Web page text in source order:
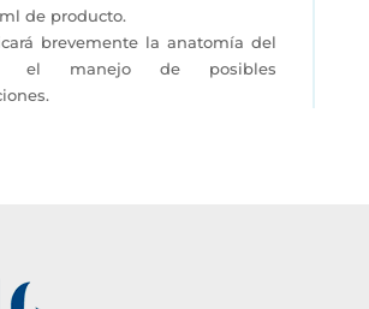
de producto.
brevemente la anatomía del
el manejo de posibles